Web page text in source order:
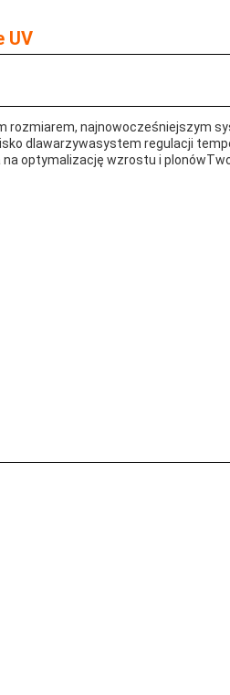
UV
rozmiarem, najnowocześniejszym
dlawarzywasystem regulacji
optymalizację wzrostu i